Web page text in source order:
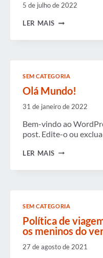
5 de julho de 2022
LER MAIS COLOCANDO
SEM CATEGORIA
Olá Mundo!
31 de janeiro de 2022
Bem-vindo ao
post. Edite-o ou
LER MAIS OLÁ
SEM CATEGORIA
Política de
os meninos do
27 de agosto de 2021